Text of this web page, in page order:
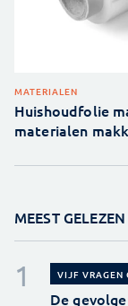
MATERIALEN
Huishoudfolie
materialen
MEEST GELEZEN
VIJF VRAGEN
De